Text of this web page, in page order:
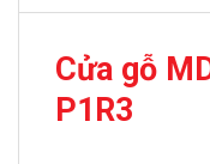
Cửa gỗ
P1R3